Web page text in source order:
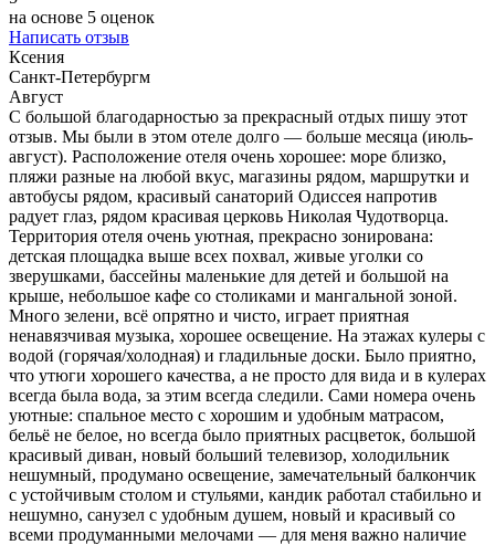
на основе 5 оценок
Написать отзыв
Ксения
Санкт-Петербургм
Август
С большой благодарностью за прекрасный отдых пишу этот
отзыв. Мы были в этом отеле долго — больше месяца (июль-
август). Расположение отеля очень хорошее: море близко,
пляжи разные на любой вкус, магазины рядом, маршрутки и
автобусы рядом, красивый санаторий Одиссея напротив
радует глаз, рядом красивая церковь Николая Чудотворца.
Территория отеля очень уютная, прекрасно зонирована:
детская площадка выше всех похвал, живые уголки со
зверушками, бассейны маленькие для детей и большой на
крыше, небольшое кафе со столиками и мангальной зоной.
Много зелени, всё опрятно и чисто, играет приятная
ненавязчивая музыка, хорошее освещение. На этажах кулеры с
водой (горячая/холодная) и гладильные доски. Было приятно,
что утюги хорошего качества, а не просто для вида и в кулерах
всегда была вода, за этим всегда следили. Сами номера очень
уютные: спальное место с хорошим и удобным матрасом,
бельё не белое, но всегда было приятных расцветок, большой
красивый диван, новый больший телевизор, холодильник
нешумный, продумано освещение, замечательный балкончик
с устойчивым столом и стульями, кандик работал стабильно и
нешумно, санузел с удобным душем, новый и красивый со
всеми продуманными мелочами — для меня важно наличие